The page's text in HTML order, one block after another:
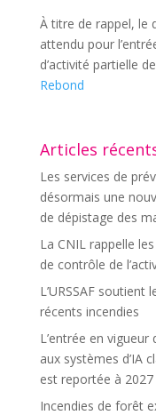
À titre de rappel, le
attendu pour
d’activité partielle
Rebond
Articles
Les services de
désormais une
de dépistage des
La CNIL rappelle
de contrôle de
L’URSSAF
récents incendies
L’entrée en vigueur
aux systèmes d’IA
est reportée à 2027
Incendies de forêt